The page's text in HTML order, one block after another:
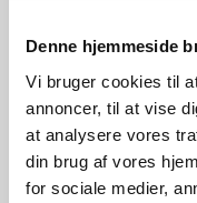
Denne hjemmeside
Vi bruger cookies til
annoncer, til at vise
at analysere vores
din brug af vores
for sociale medier,